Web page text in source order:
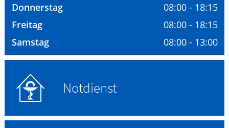
ELTERN UND KIND
GESUND IM ALTER
Donnerstag
08:00 - 18:15
Freitag
08:00 - 18:15
Samstag
08:00 - 13:00
Notdienst